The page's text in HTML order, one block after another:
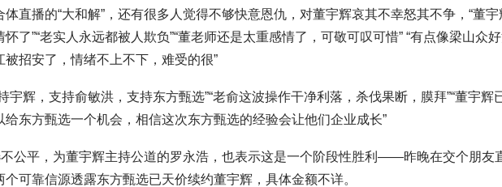
直播的“大和解”，还有很多人觉得不够快意恩仇，对董宇辉哀其不幸怒其不争，“董宇
了”“老实人永远都被人欺负”“董老师还是太重感情了，可敬可叹可惜” “有点像梁山众
招安了，情绪不上不下，难受的很”
持宇辉，支持俞敏洪，支持东方甄选”“老俞这波操作干净利落，杀伐果断，膜拜”“董宇辉
东方甄选一个机会，相信这次东方甄选的经验会让他们企业成长”
不公平，为董宇辉主持公道的罗永浩，也表示这是一个阶段性胜利——昨晚在交个朋友
可靠信源透露东方甄选已天价续约董宇辉，具体金额不详。